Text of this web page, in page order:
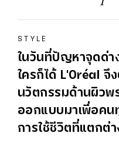
STYLE
ในวันที่ปัญหาจุดด่า
ใครก็ได้ L'Oréal จึ
นวัตกรรมด้านผิวพ
ออกแบบมาเพื่อคน
การใช้ชีวิตที่แตกต่า